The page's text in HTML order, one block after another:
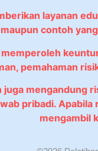
layanan
contoh
pemahaman
mengandung
pribadi.
mengambil